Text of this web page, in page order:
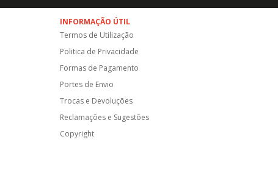
INFORMAÇÃO ÚTIL
Termos de Utilização
Politica de Privacidade
Formas de Pagamento
Portes de Envio
Trocas e Devoluções
Reclamações e Sugestões
Copyright